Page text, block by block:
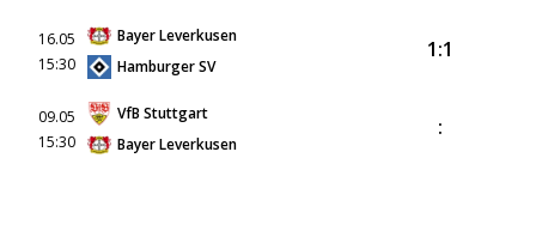
16.05
15:30
Bayer Leverkusen
Hamburger SV
1:1
09.05
15:30
VfB Stuttgart
Bayer Leverkusen
: